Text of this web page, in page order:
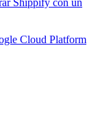
Cloud Platform